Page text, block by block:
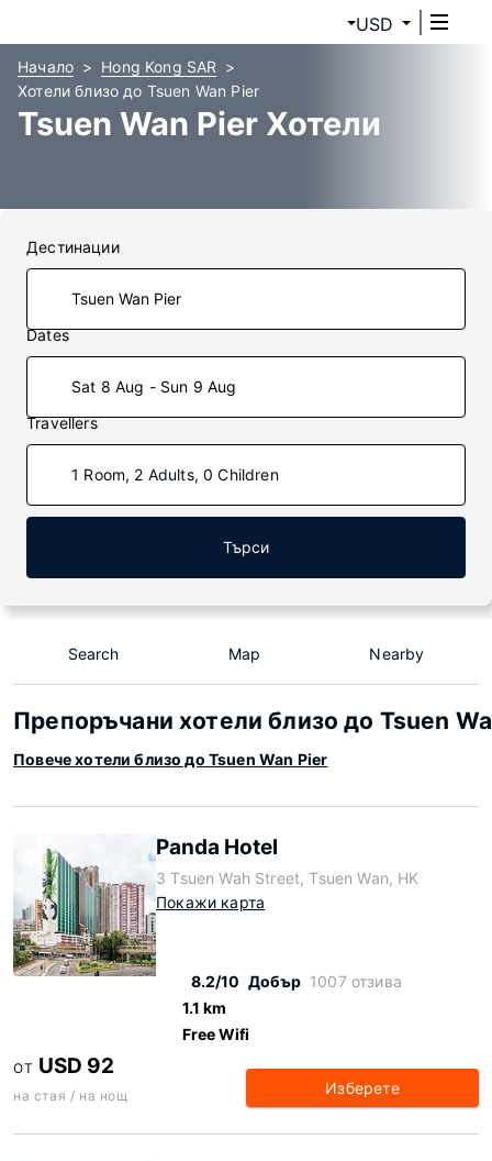
USD
Начало
Hong Kong SAR
Хотели близо до Tsuen Wan Pier
Tsuen Wan Pier Хотели
Дестинации
Dates
Sat 8 Aug - Sun 9 Aug
Travellers
1 Room, 2 Adults, 0 Children
Търси
Search Map Nearby
Препоръчани хотели близо до Tsuen
Повече хотели близо до Tsuen Wan Pier
Panda Hotel
3 Tsuen Wah Street, Tsuen Wan, HK
Покажи карта
8.2/10 Добър 1007 отзива
1.1 km
Free Wifi
ОТ USD 92
на стая / на нощ Изберете